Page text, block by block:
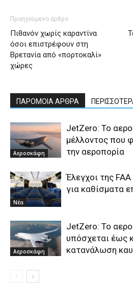
Προηγούμενο άρθρο
Πιθανόν χωρίς καραντίνα
όσοι επιστρέφουν στη
Βρετανία από «πορτοκαλί»
χώρες
ΠΑΡΟΜΟΙΑ ΑΡΘΡΑ
Αεροσκάφη
JetZero: Το
μέλλοντος που
την αεροπορία
Νέα
Έλεγχοι της
για καθίσματα
Αεροσκάφη
JetZero: Το
υπόσχεται έως
κατανάλωση